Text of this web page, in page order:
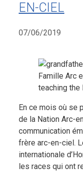
EN-CIEL
07/06/2019
Famille Arc
teaching the
En ce mois où se
de la Nation Arc-
communication
frère arc-en-ciel.
internationale
les races qui ont